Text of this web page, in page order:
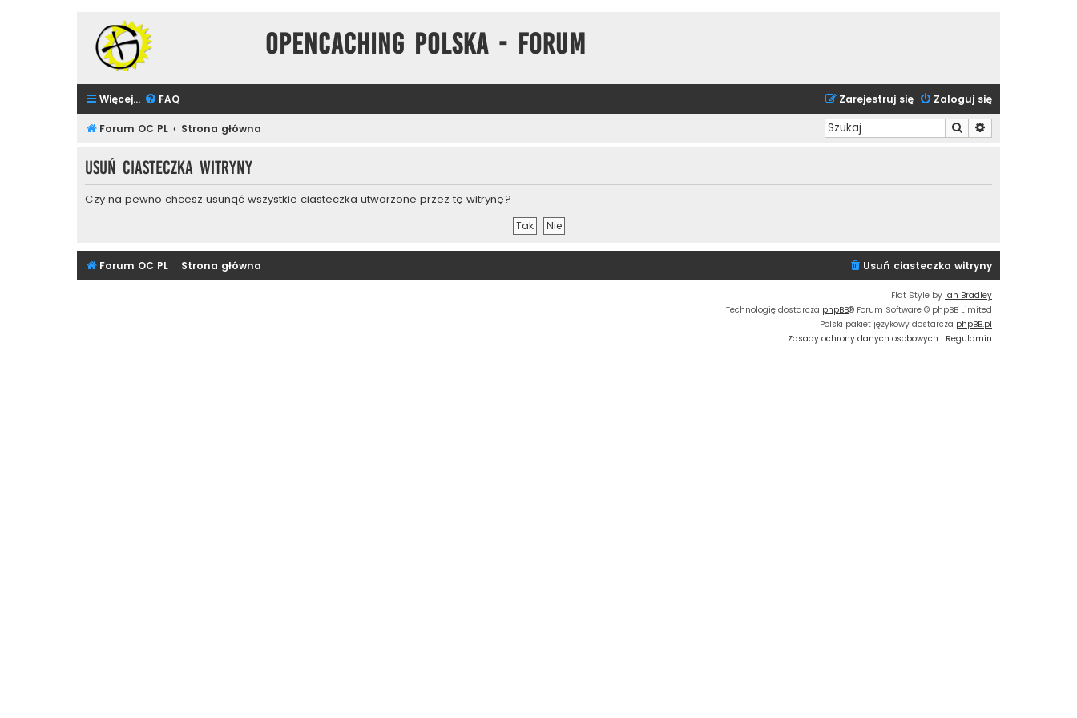
Opencaching Polska - Forum
Więcej… FAQ Zaloguj się
Zarejestruj się
Forum OC PL Strona główna Szukaj
Usuń ciasteczka witryny
Czy na pewno chcesz usunąć wszystkie ciasteczka utworzone przez tę witrynę?
Forum OC PL Strona główna Usuń ciasteczka witryny
Flat Style by Ian Bradley
Technologię dostarcza phpBB® Forum Software © phpBB Limited
Polski pakiet językowy dostarcza phpBB.pl
Zasady ochrony danych osobowych | Regulamin